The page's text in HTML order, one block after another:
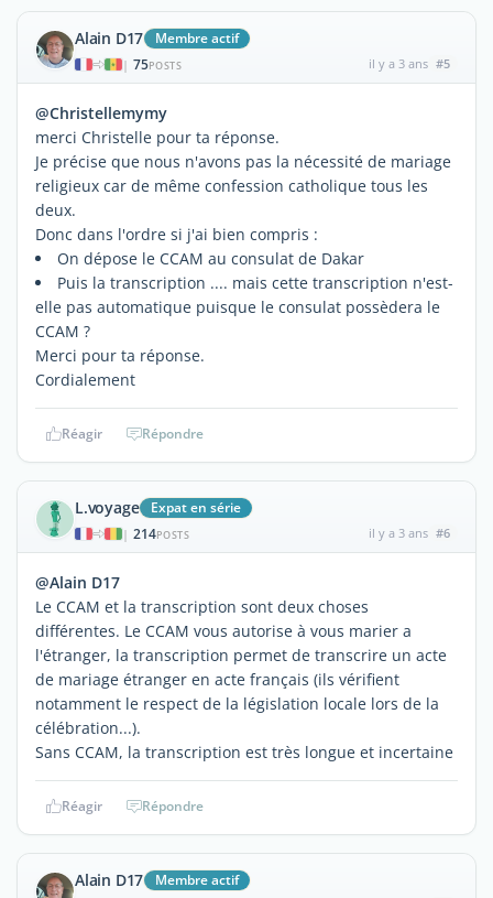
Alain D17 Membre actif
| 75POSTS il y a 3 ans #5
@Christellemymy
merci Christelle pour ta réponse.
Je précise que nous n'avons pas la nécessité de mariage
religieux car de même confession catholique tous les
deux.
Donc dans l'ordre si j'ai bien compris :
On dépose le CCAM au consulat de Dakar
Puis la transcription .... mais cette transcription n'est-
elle pas automatique puisque le consulat possèdera le
CCAM ?
Merci pour ta réponse.
Cordialement
Réagir Répondre
L.voyage Expat en série
| 214POSTS il y a 3 ans #6
@Alain D17
Le CCAM et la transcription sont deux choses
différentes. Le CCAM vous autorise à vous marier a
l'étranger, la transcription permet de transcrire un acte
de mariage étranger en acte français (ils vérifient
notamment le respect de la législation locale lors de la
célébration...).
Sans CCAM, la transcription est très longue et incertaine
Réagir Répondre
Alain D17
Membre actif